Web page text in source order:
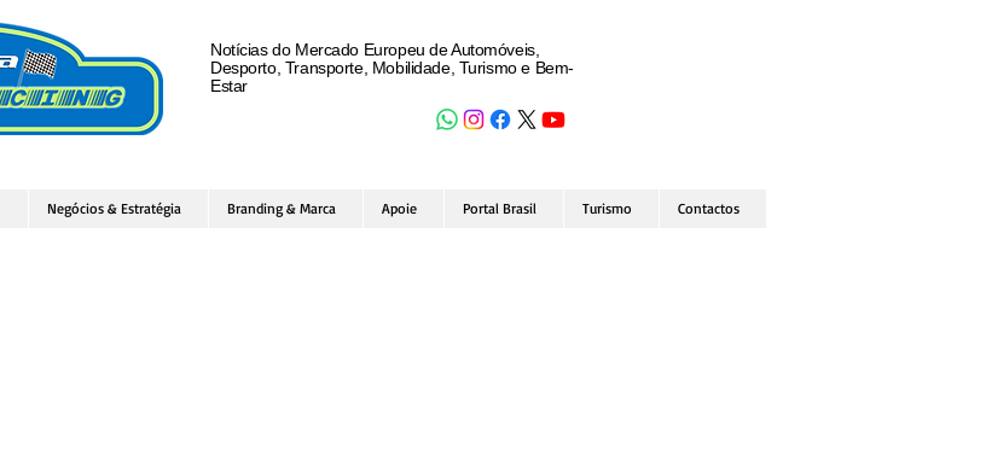
Notícias do Mercado Europeu de Automóveis,
Desporto, Transporte, Mobilidade, Turismo e Bem-
Estar
Negócios & Estratégia Branding & Marca Apoie Portal Brasil Turismo Contactos